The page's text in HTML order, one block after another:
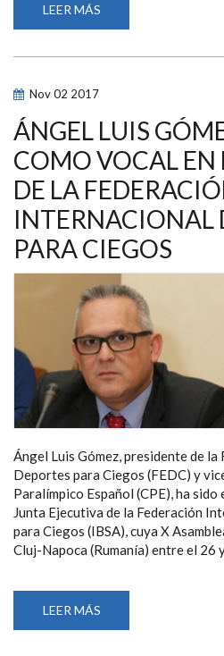
LEER MÁS
PERALES
IBERDROLA,
NACIONALES
DEL
2016
Nov02 2017
ÁNGEL LUIS
COMO VOCAL EN
DE LA
INTERNACIONAL
PARA CIEGOS
Ángel Luis Gómez, presidente de la
Deportes para Ciegos (FEDC) y
Paralímpico Español (CPE), ha
Junta Ejecutiva de la Federación
para Ciegos (IBSA), cuya X
Cluj-Napoca (Rumanía) entre el 26
LEER MÁS
LUIS